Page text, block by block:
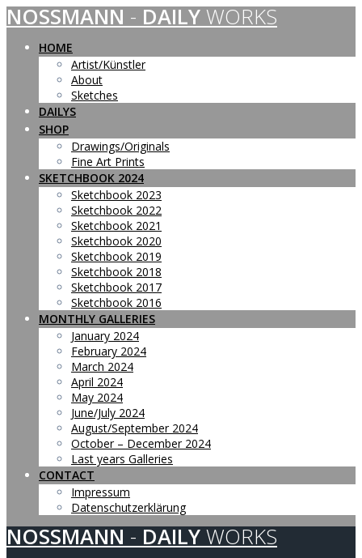
Skip
to
content
NOSSMANN - DAILY WORKS
HOME
Artist/Künstler
About
Sketches
DAILYS
SHOP
Drawings/Originals
Fine Art Prints
SKETCHBOOK 2024
Sketchbook 2023
Sketchbook 2022
Sketchbook 2021
Sketchbook 2020
Sketchbook 2019
Sketchbook 2018
Sketchbook 2017
Sketchbook 2016
MONTHLY GALLERIES
January 2024
February 2024
March 2024
April 2024
May 2024
June/July 2024
August/September 2024
October – December 2024
Last years Galleries
CONTACT
Impressum
Datenschutzerklärung
NOSSMANN - DAILY WORKS